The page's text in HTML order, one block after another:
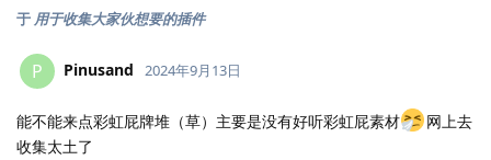
于 用于收集大家伙想要的插件
P Pinusand 2024年9月13日
能不能来点彩虹屁牌堆（草）主要是没有好听彩虹屁素材
网上去
收集太土了